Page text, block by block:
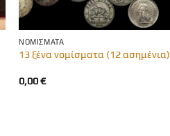
ΝΟΜΊΣΜΑΤΑ
13 ξένα νομίσματα (12 ασημένια)
0,00€